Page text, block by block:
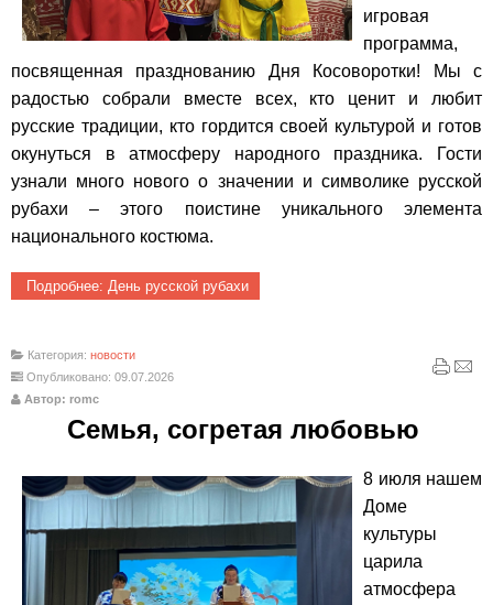
игровая
программа,
посвященная празднованию Дня Косоворотки! Мы с
радостью собрали вместе всех, кто ценит и любит
русские традиции, кто гордится своей культурой и готов
окунуться в атмосферу народного праздника. Гости
узнали много нового о значении и символике русской
рубахи – этого поистине уникального элемента
национального костюма.
Подробнее: День русской рубахи
Категория: новости
Опубликовано: 09.07.2026
Автор: romc
Семья, согретая любовью
8 июля нашем
Доме
культуры
царила
атмосфера